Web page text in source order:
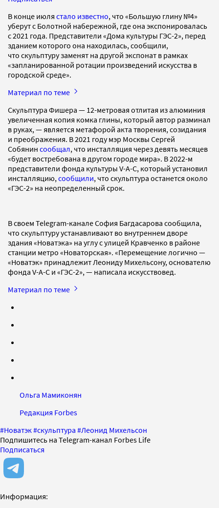
В конце июля стало известно, что «Большую глину №4»
уберут с Болотной набережной, где она экспонировалась
с 2021 года. Представители «Дома культуры ГЭС-2», перед
зданием которого она находилась, сообщили,
что скульптуру заменят на другой экспонат в рамках
«запланированной ротации произведений искусства в
городской среде».
Материал по теме
Скульптура Фишера — 12-метровая отлитая из алюминия
увеличенная копия комка глины, который автор разминал
в руках, — является метафорой акта творения, созидания
и преображения. В 2021 году мэр Москвы Сергей
Собянин сообщал, что инсталляция через девять месяцев
«будет востребована в другом городе мира». В 2022-м
представители фонда культуры V-A-C, который установил
инсталляцию, сообщили, что скульптура останется около
«ГЭС-2» на неопределенный срок.
В своем Telegram-канале София Багдасарова сообщила,
что скульптуру устанавливают во внутреннем дворе
здания «Новатэка» на углу с улицей Кравченко в районе
станции метро «Новаторская». «Перемещение логично —
«Новатэк» принадлежит Леониду Михельсону, основателю
фонда V-A-C и «ГЭС-2», — написала искусствовед.
Материал по теме
Ольга Мамиконян
Редакция Forbes
#Новатэк#скульптура #Леонид Михельсон
Подпишитесь на Telegram-канал Forbes Life
Подписаться
Информация: